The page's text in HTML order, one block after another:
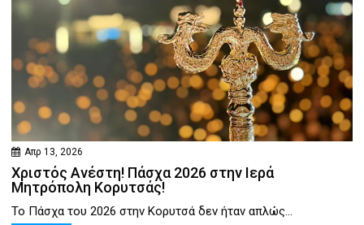
Απρ 13, 2026
Χριστός Ανέστη! Πάσχα 2026 στην Ιερά
Μητρόπολη Κορυτσάς!
Το Πάσχα του 2026 στην Κορυτσά δεν ήταν απλώς...